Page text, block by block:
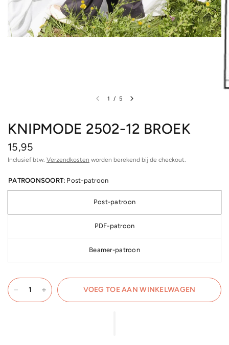
1 / 5
KNIPMODE 2502-12 BROEK
15,95
Inclusief btw. Verzendkosten worden berekend bij de checkout.
PATROONSOORT: Post-patroon
Post-patroon
PDF-patroon
Beamer-patroon
VOEG TOE AAN WINKELWAGEN